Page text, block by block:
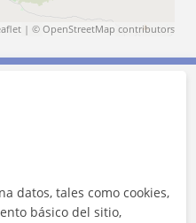
| © OpenStreetMap contributors
datos, tales como cookies,
básico del sitio,